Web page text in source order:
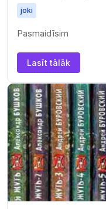
joki
Pasmaidīsim
Lasīt tālāk